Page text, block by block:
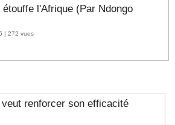
l'Afrique (Par Ndongo
| 272 vues
renforcer son efficacité